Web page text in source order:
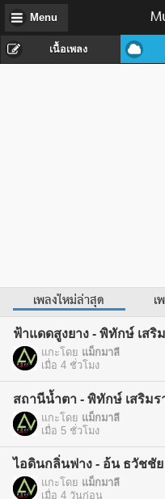
Menu
เนื้อเพลง
เพลงใหม่ล่าสุด เ
ฟ้าแดดสูงยาง - พิทักษ์ เสริ
แกะโดย แม็กมาลี
เมื่อ 4 ชั่วโมง
สถานีน้ำตา - พิทักษ์ เสริมร
แกะโดย แม็กมาลี
เมื่อ 5 ชั่วโมง
ไอดินกลิ่นฟาง - อ้น ธวัชชัย
แกะโดย แม็กมาลี
เมื่อ 4 วันก่อน